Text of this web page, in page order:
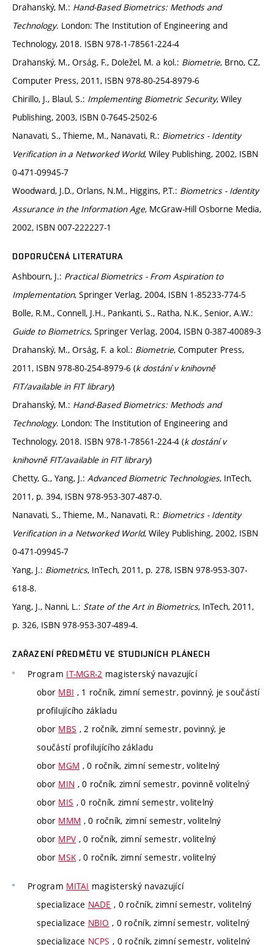
Drahanský, M.: Hand-Based Biometrics: Methods and
Technology. London: The Institution of Engineering and
Technology, 2018. ISBN 978-1-78561-224-4
Drahanský, M., Orság, F., Doležel, M. a kol.: Biometrie, Brno, CZ,
Computer Press, 2011, ISBN 978-80-254-8979-6
Chirillo, J., Blaul, S.: Implementing Biometric Security, Wiley
Publishing, 2003, ISBN 0-7645-2502-6
Nanavati, S., Thieme, M., Nanavati, R.: Biometrics - Identity
Verification in a Networked World, Wiley Publishing, 2002, ISBN
0-471-09945-7
Woodward, J.D., Orlans, N.M., Higgins, P.T.: Biometrics - Identity
Assurance in the Information Age, McGraw-Hill Osborne Media,
2002, ISBN 007-222227-1
DOPORUČENÁ LITERATURA
Ashbourn, J.: Practical Biometrics - From Aspiration to
Implementation, Springer Verlag, 2004, ISBN 1-85233-774-5
Bolle, R.M., Connell, J.H., Pankanti, S., Ratha, N.K., Senior, A.W.:
Guide to Biometrics, Springer Verlag, 2004, ISBN 0-387-40089-3
Drahanský, M., Orság, F. a kol.: Biometrie, Computer Press,
2011, ISBN 978-80-254-8979-6 (k dostání v knihovně
FIT/available in FIT library)
Drahanský, M.: Hand-Based Biometrics: Methods and
Technology. London: The Institution of Engineering and
Technology, 2018. ISBN 978-1-78561-224-4 (k dostání v
knihovně FIT/available in FIT library)
Chetty, G., Yang, J.: Advanced Biometric Technologies, InTech,
2011, p. 394, ISBN 978-953-307-487-0.
Nanavati, S., Thieme, M., Nanavati, R.: Biometrics - Identity
Verification in a Networked World, Wiley Publishing, 2002, ISBN
0-471-09945-7
Yang, J.: Biometrics, InTech, 2011, p. 278, ISBN 978-953-307-
618-8.
Yang, J., Nanni, L.: State of the Art in Biometrics, InTech, 2011,
p. 326, ISBN 978-953-307-489-4.
ZAŘAZENÍ PŘEDMĚTU VE STUDIJNÍCH PLÁNECH
Program IT-MGR-2 magisterský navazující
obor MBI , 1 ročník, zimní semestr, povinný, je součástí
profilujícího základu
obor MBS , 2 ročník, zimní semestr, povinný, je
součástí profilujícího základu
obor MGM , 0 ročník, zimní semestr, volitelný
obor MIN , 0 ročník, zimní semestr, povinně volitelný
obor MIS , 0 ročník, zimní semestr, volitelný
obor MMM , 0 ročník, zimní semestr, volitelný
obor MPV , 0 ročník, zimní semestr, volitelný
obor MSK , 0 ročník, zimní semestr, volitelný
Program MITAI magisterský navazující
specializace NADE , 0 ročník, zimní semestr, volitelný
specializace NBIO , 0 ročník, zimní semestr, volitelný
specializace NCPS , 0 ročník, zimní semestr, volitelný